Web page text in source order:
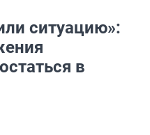
ситуацию»:
в